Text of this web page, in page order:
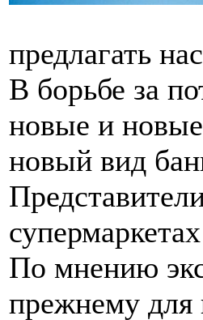
предлагать
В борьбе за
новые и
новый вид
По мнению
прежнему для